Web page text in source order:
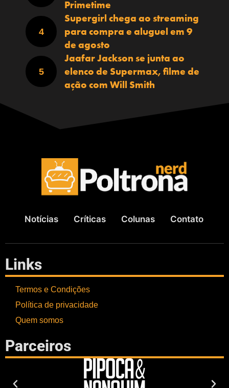
Primetime
Supergirl chega ao streaming
para compra e aluguel em 9
de agosto
Jaafar Jackson se junta ao
elenco de Supermax, filme de
ação com Will Smith
Notícias Críticas Colunas Contato
Links
Termos e Condições
Política de privacidade
Quem somos
Parceiros